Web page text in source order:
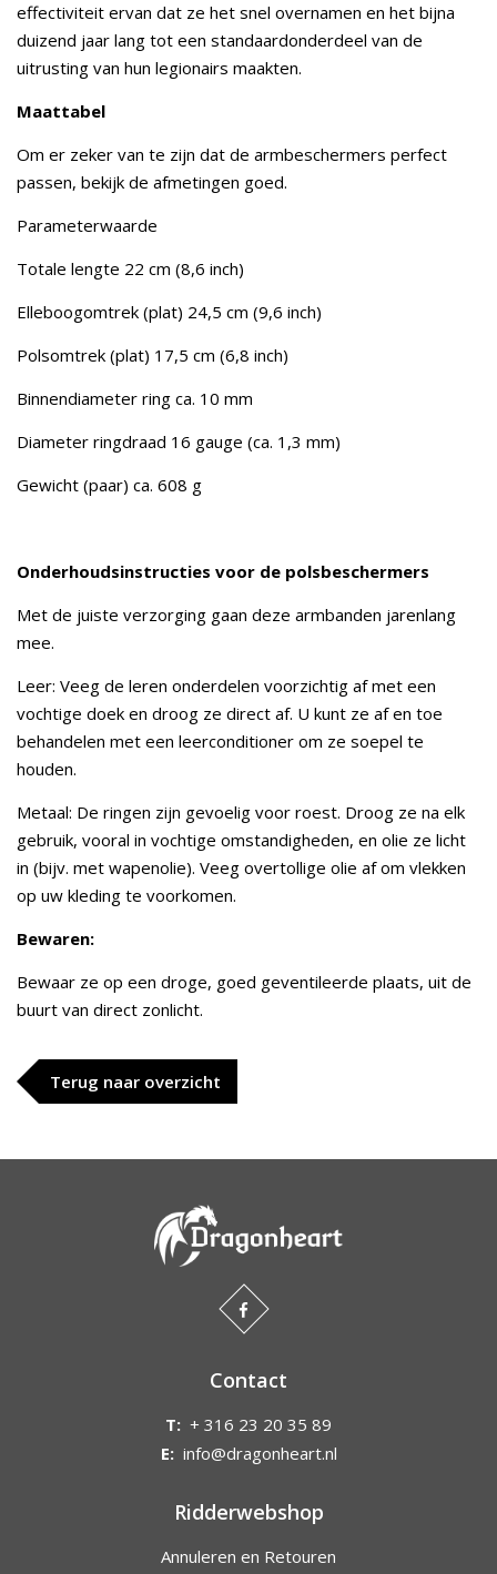
effectiviteit ervan dat ze het snel overnamen en het bijna
duizend jaar lang tot een standaardonderdeel van de
uitrusting van hun legionairs maakten.
Maattabel
Om er zeker van te zijn dat de armbeschermers perfect
passen, bekijk de afmetingen goed.
Parameterwaarde
Totale lengte 22 cm (8,6 inch)
Elleboogomtrek (plat) 24,5 cm (9,6 inch)
Polsomtrek (plat) 17,5 cm (6,8 inch)
Binnendiameter ring ca. 10 mm
Diameter ringdraad 16 gauge (ca. 1,3 mm)
Gewicht (paar) ca. 608 g
Onderhoudsinstructies voor de polsbeschermers
Met de juiste verzorging gaan deze armbanden jarenlang
mee.
Leer: Veeg de leren onderdelen voorzichtig af met een
vochtige doek en droog ze direct af. U kunt ze af en toe
behandelen met een leerconditioner om ze soepel te
houden.
Metaal: De ringen zijn gevoelig voor roest. Droog ze na elk
gebruik, vooral in vochtige omstandigheden, en olie ze licht
in (bijv. met wapenolie). Veeg overtollige olie af om vlekken
op uw kleding te voorkomen.
Bewaren:
Bewaar ze op een droge, goed geventileerde plaats, uit de
buurt van direct zonlicht.
Terug naar overzicht
Contact
T: + 316 23 20 35 89
E: info@dragonheart.nl
Ridderwebshop
Annuleren en Retouren